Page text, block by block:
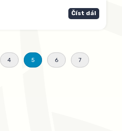
Číst dál
4 5 6 7